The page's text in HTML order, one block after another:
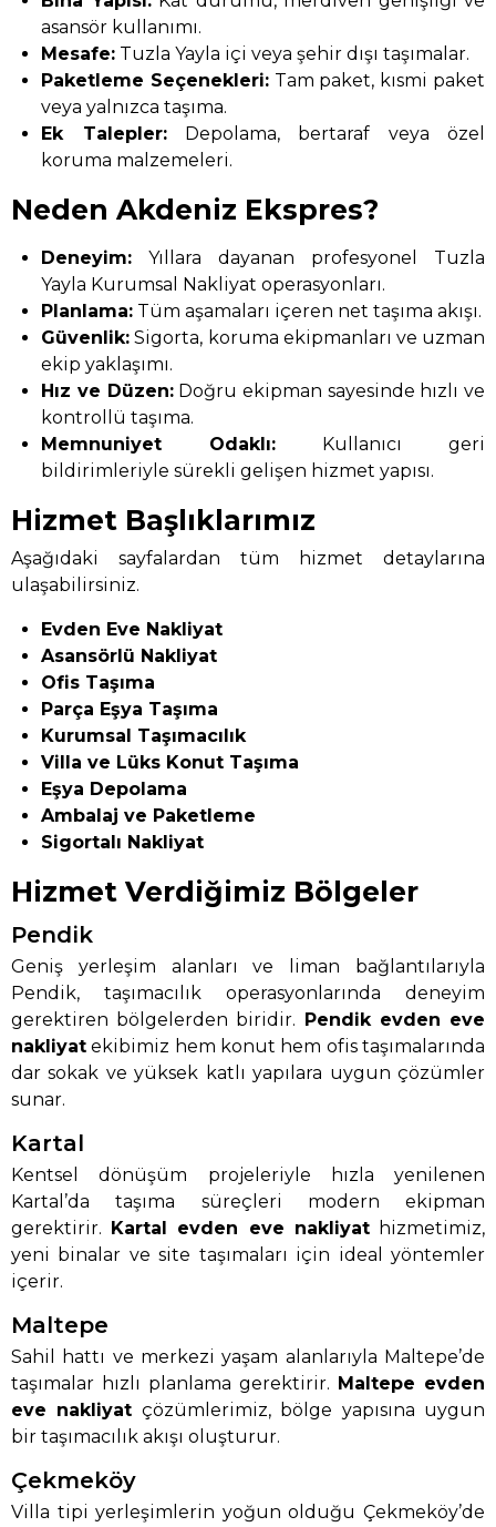
asansör kullanımı.
Mesafe: Tuzla Yayla içi veya şehir dışı taşımalar.
Paketleme Seçenekleri:Tam paket, kısmi paket
veya yalnızca taşıma.
Ek Talepler:Depolama, bertaraf veya özel
koruma malzemeleri.
Neden Akdeniz Ekspres?
Deneyim: Yıllara dayanan profesyonel Tuzla
Yayla Kurumsal Nakliyat operasyonları.
Planlama: Tüm aşamaları içeren net taşıma akışı.
Güvenlik: Sigorta, koruma ekipmanları ve uzman
ekip yaklaşımı.
Hız ve Düzen:Doğru ekipman sayesinde hızlı ve
kontrollü taşıma.
Memnuniyet Odaklı: Kullanıcı geri
bildirimleriyle sürekli gelişen hizmet yapısı.
Hizmet Başlıklarımız
Aşağıdaki sayfalardan tüm hizmet detaylarına
ulaşabilirsiniz.
Evden Eve Nakliyat
Asansörlü Nakliyat
Ofis Taşıma
Parça Eşya Taşıma
Kurumsal Taşımacılık
Villa ve Lüks Konut Taşıma
Eşya Depolama
Ambalaj ve Paketleme
Sigortalı Nakliyat
Hizmet Verdiğimiz Bölgeler
Pendik
Geniş yerleşim alanları ve liman bağlantılarıyla
Pendik, taşımacılık operasyonlarında deneyim
gerektiren bölgelerden biridir.
Pendik evden eve
nakliyat ekibimiz hem konut hem ofis taşımalarında
dar sokak ve yüksek katlı yapılara uygun çözümler
sunar.
Kartal
Kentsel dönüşüm projeleriyle hızla yenilenen
Kartal’da taşıma süreçleri modern ekipman
gerektirir.
Kartal evden eve nakliyathizmetimiz,
yeni binalar ve site taşımaları için ideal yöntemler
içerir.
Maltepe
Sahil hattı ve merkezi yaşam alanlarıyla Maltepe’de
taşımalar hızlı planlama gerektirir. Maltepe evden
eve nakliyat çözümlerimiz, bölge yapısına uygun
bir taşımacılık akışı oluşturur.
Çekmeköy
Villa tipi yerleşimlerin yoğun olduğu Çekmeköy’de